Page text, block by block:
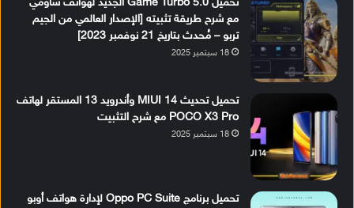
تحميل Game Turbo 5.0 الجديد لهواتف شاومي
مع شرح طريقة تثبيته [الإصدار العالمي من الجيم
تربو – مُحدث بتاريخ 21 نوفمبر 2023]
18 سبتمبر 2025
تحميل تحديث MIUI 14 وأندرويد 13 المستقر لهاتف
POCO X3 Pro مع شرح التثبيت
18 سبتمبر 2025
تحميل برنامج Oppo PC Suite لإدارة هواتف أوبو